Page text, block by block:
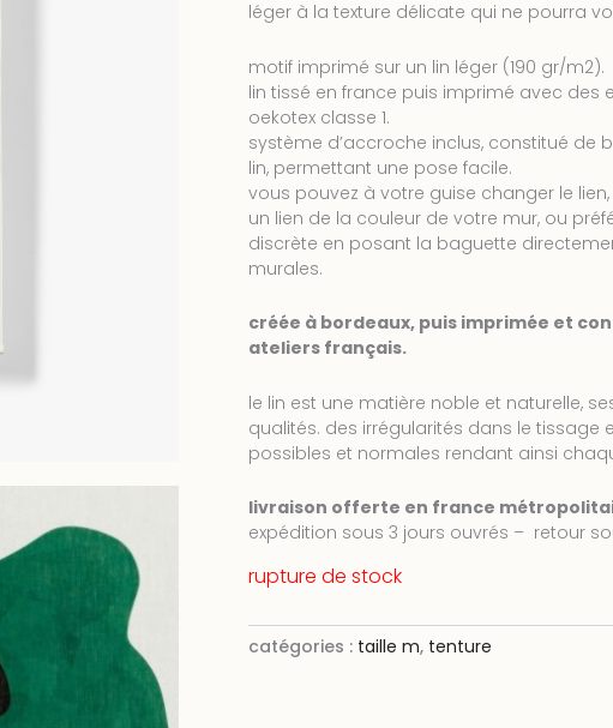
léger à la texture délicate qui ne pourra
motif imprimé sur un lin léger (190 gr/m2).
lin tissé en france puis imprimé avec des
oekotex classe 1.
système d’accroche inclus, constitué de
lin, permettant une pose facile.
vous pouvez à votre guise changer le
un lien de la couleur de votre mur, ou
discrète en posant la baguette
murales.
créée à bordeaux, puis imprimée et
ateliers français.
le lin est une matière noble et naturelle,
qualités. des irrégularités dans le tissage
possibles et normales rendant ainsi
livraison offerte en france
expédition sous 3 jours ouvrés – retour
rupture de stock
catégories : taille m, tenture